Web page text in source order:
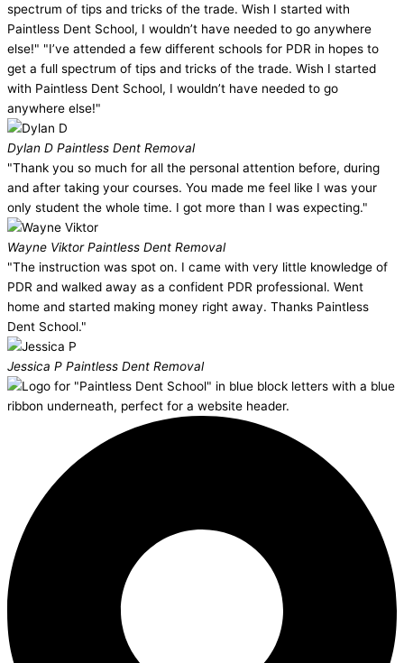
spectrum of tips and tricks of the trade. Wish I started with
Paintless Dent School, I wouldn’t have needed to go anywhere
else!" "I’ve attended a few different schools for PDR in hopes to
get a full spectrum of tips and tricks of the trade. Wish I started
with Paintless Dent School, I wouldn’t have needed to go
anywhere else!"
Dylan D Paintless Dent Removal
"Thank you so much for all the personal attention before, during
and after taking your courses. You made me feel like I was your
only student the whole time. I got more than I was expecting."
Wayne ViktorPaintless Dent Removal
"The instruction was spot on. I came with very little knowledge of
PDR and walked away as a confident PDR professional. Went
home and started making money right away. Thanks Paintless
Dent School."
Jessica P Paintless Dent Removal